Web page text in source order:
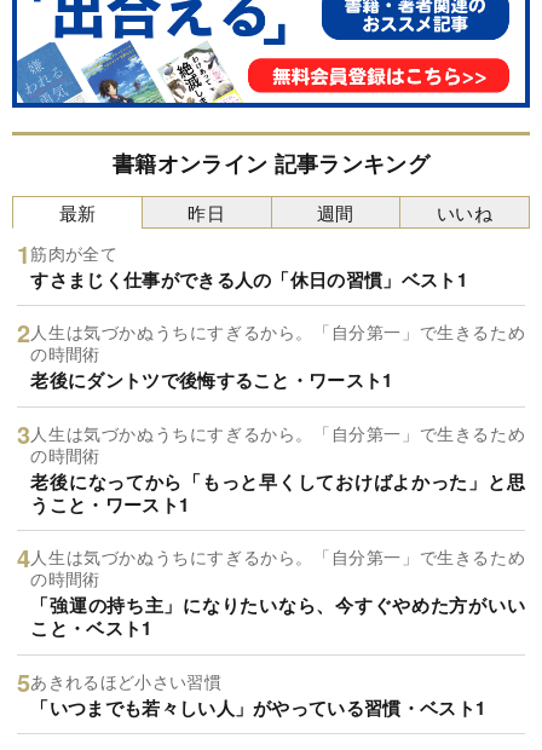
書籍オンライン 記事ランキング
最新
筋肉が全て
すさまじく仕事ができる人の「休日の習慣」ベスト1
人生は気づかぬうちにすぎるから。「自分第一」で生きるため
の時間術
老後にダントツで後悔すること・ワースト1
人生は気づかぬうちにすぎるから。「自分第一」で生きるため
の時間術
老後になってから「もっと早くしておけばよかった」と思
うこと・ワースト1
人生は気づかぬうちにすぎるから。「自分第一」で生きるため
の時間術
「強運の持ち主」になりたいなら、今すぐやめた方がいい
こと・ベスト1
あきれるほど小さい習慣
「いつまでも若々しい人」がやっている習慣・ベスト1
昨日 週間 いいね